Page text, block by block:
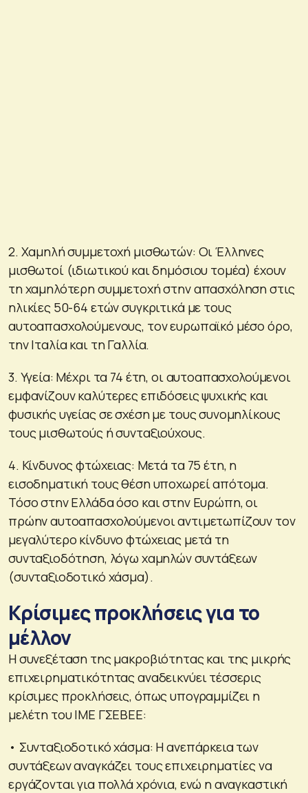
2. Χαμηλή συμμετοχή μισθωτών: Οι Έλληνες
μισθωτοί (ιδιωτικού και δημόσιου τομέα) έχουν
τη χαμηλότερη συμμετοχή στην απασχόληση στις
ηλικίες 50-64 ετών συγκριτικά με τους
αυτοαπασχολούμενους, τον ευρωπαϊκό μέσο όρο,
την Ιταλία και τη Γαλλία.
3. Υγεία: Μέχρι τα 74 έτη, οι αυτοαπασχολούμενοι
εμφανίζουν καλύτερες επιδόσεις ψυχικής και
φυσικής υγείας σε σχέση με τους συνομηλίκους
τους μισθωτούς ή συνταξιούχους.
4. Κίνδυνος φτώχειας: Μετά τα 75 έτη, η
εισοδηματική τους θέση υποχωρεί απότομα.
Τόσο στην Ελλάδα όσο και στην Ευρώπη, οι
πρώην αυτοαπασχολούμενοι αντιμετωπίζουν τον
μεγαλύτερο κίνδυνο φτώχειας μετά τη
συνταξιοδότηση, λόγω χαμηλών συντάξεων
(συνταξιοδοτικό χάσμα).
Κρίσιμες προκλήσεις για το
μέλλον
Η συνεξέταση της μακροβιότητας και της μικρής
επιχειρηματικότητας αναδεικνύει τέσσερις
κρίσιμες προκλήσεις, όπως υπογραμμίζει η
μελέτη του ΙΜΕ ΓΣΕΒΕΕ:
• Συνταξιοδοτικό χάσμα: Η ανεπάρκεια των
συντάξεων αναγκάζει τους επιχειρηματίες να
εργάζονται για πολλά χρόνια, ενώ η αναγκαστική